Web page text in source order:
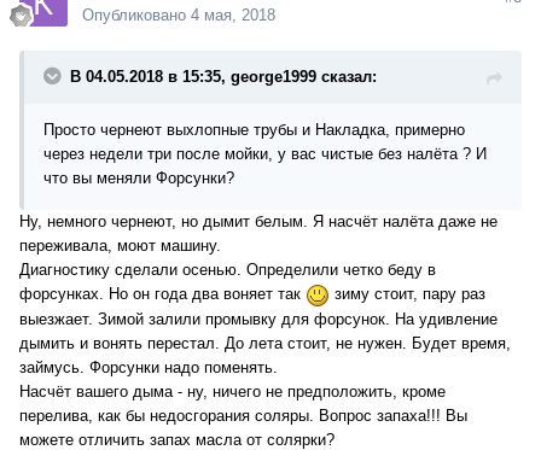
Опубликовано 4 мая, 2018
В 04.05.2018 в 15:35, george1999 сказал:
Просто чернеют выхлопные трубы и Накладка, примерно
через недели три после мойки, у вас чистые без налёта ? И
что вы меняли Форсунки?
Ну, немного чернеют, но дымит белым. Я насчёт налёта даже не
переживала, моют машину.
Диагностику сделали осенью. Определили четко беду в
форсунках. Но он года два воняет так
зиму стоит, пару раз
выезжает. Зимой залили промывку для форсунок. На удивление
дымить и вонять перестал. До лета стоит, не нужен. Будет время,
займусь. Форсунки надо поменять.
Насчёт вашего дыма - ну, ничего не предположить, кроме
перелива, как бы недосгорания соляры. Вопрос запаха!!! Вы
можете отличить запах масла от солярки?